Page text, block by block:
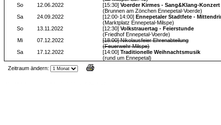
So
12.06.2022 [15:30]Voerder Kirmes - Sang&Klang-Konzert
(Brunnen am Zönchen Ennepetal-Voerde)
Sa
24.09.2022 [12:00-14:00] Ennepetaler Stadtfete -
(Marktplatz Ennepetal-Milspe)
So
13.11.2022 [12:30]Volkstrauertag - Feierstunde
(Friedhof Ennepetal-Voerde)
Mi
07.12.2022
[18:00] Nikolausfeier Ehrenabteilung
(Feuerwehr Milspe)
Sa
17.12.2022 [14:00]Traditionelle Weihnachtsmusik
(rund um Ennepetal)
Zeitraum ändern: